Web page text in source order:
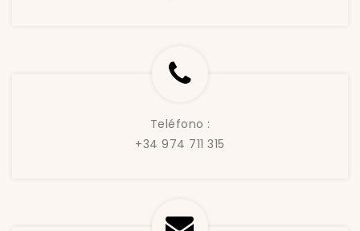
Teléfono :
+34 974 711 315